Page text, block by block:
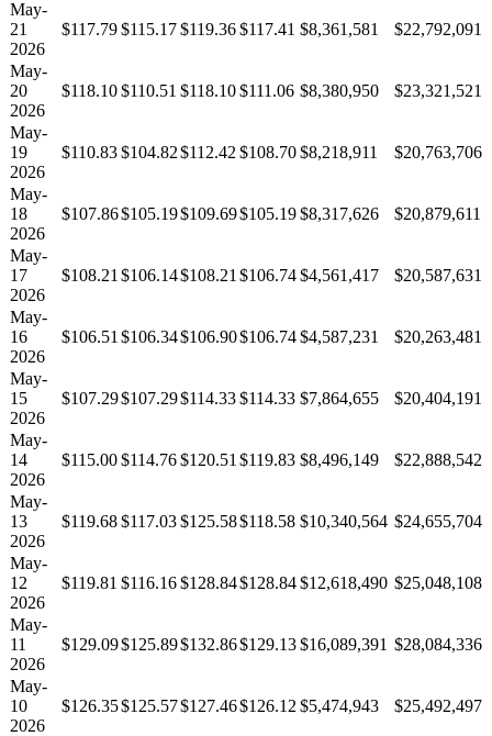
May-
21
2026
$117.79$115.17$119.36$117.41 $8,361,581 $22,792,091
May-
20
2026
$118.10$110.51 $118.10$111.06 $8,380,950 $23,321,521
May-
19
2026
$110.83$104.82$112.42 $108.70$8,218,911 $20,763,706
May-
18
2026
$107.86$105.19$109.69$105.19$8,317,626 $20,879,611
May-
17
2026
$108.21 $106.14$108.21 $106.74$4,561,417 $20,587,631
May-
16
2026
$106.51 $106.34$106.90$106.74$4,587,231 $20,263,481
May-
15
2026
$107.29$107.29$114.33$114.33 $7,864,655 $20,404,191
May-
14
2026
$115.00$114.76$120.51 $119.83 $8,496,149 $22,888,542
May-
13
2026
$119.68$117.03$125.58$118.58 $10,340,564 $24,655,704
May-
12
2026
$119.81 $116.16$128.84$128.84$12,618,490 $25,048,108
May-
11
2026
$129.09$125.89$132.86$129.13$16,089,391 $28,084,336
May-
10
2026
$126.35$125.57$127.46$126.12 $5,474,943 $25,492,497